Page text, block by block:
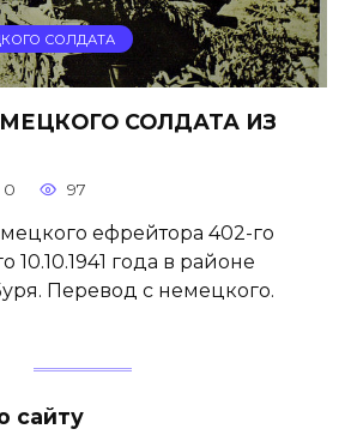
СОЛДАТА
СОЛДАТА ИЗ
0 97
ефрейтора 402-го
10.10.1941 года в районе
Перевод с немецкого.
сайту